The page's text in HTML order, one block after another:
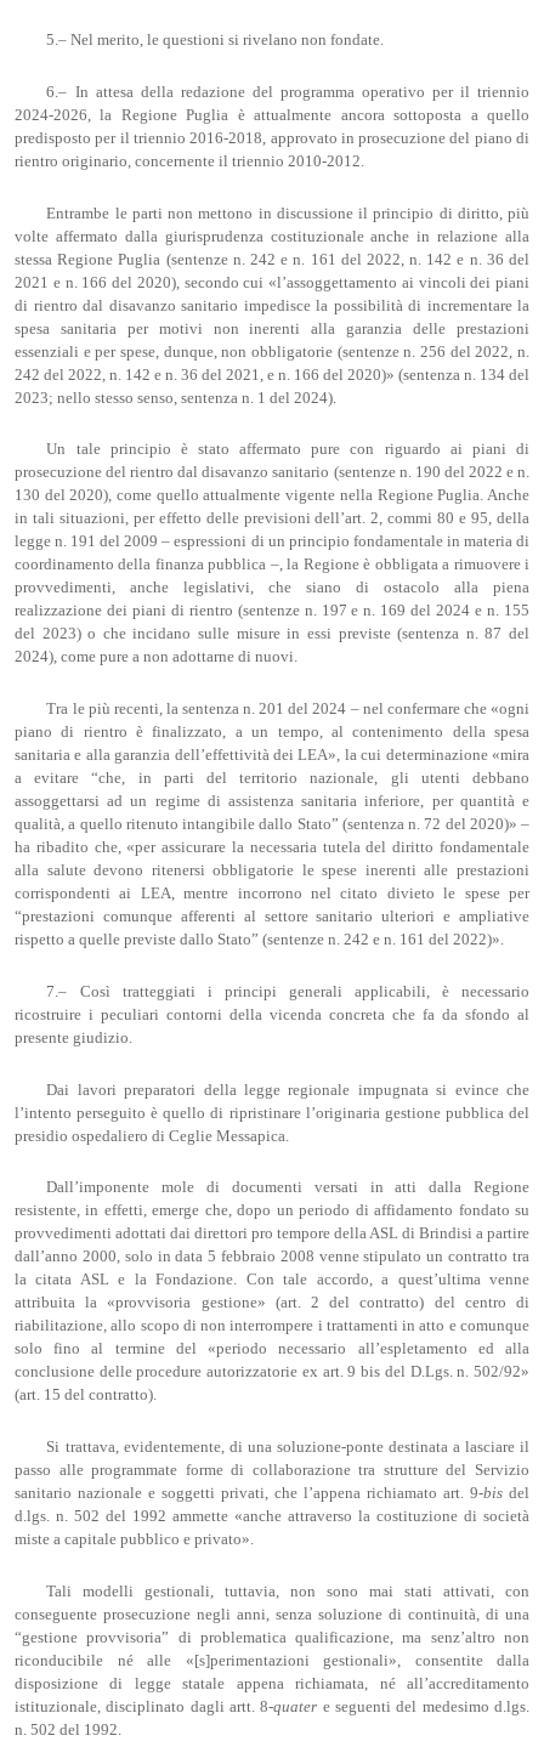
5.– Nel merito, le questioni si rivelano non fondate.
6.– In attesa della redazione del programma operativo per il triennio
2024-2026, la Regione Puglia è attualmente ancora sottoposta a quello
predisposto per il triennio 2016-2018, approvato in prosecuzione del piano di
rientro originario, concernente il triennio 2010-2012.
Entrambe le parti non mettono in discussione il principio di diritto, più
volte affermato dalla giurisprudenza costituzionale anche in relazione alla
stessa Regione Puglia (sentenze n. 242 e n. 161 del 2022, n. 142 e n. 36 del
2021 e n. 166 del 2020), secondo cui «l’assoggettamento ai vincoli dei piani
di rientro dal disavanzo sanitario impedisce la possibilità di incrementare la
spesa sanitaria per motivi non inerenti alla garanzia delle prestazioni
essenziali e per spese, dunque, non obbligatorie (sentenze n. 256 del 2022, n.
242 del 2022, n. 142 e n. 36 del 2021, e n. 166 del 2020)» (sentenza n. 134 del
2023; nello stesso senso, sentenza n. 1 del 2024).
Un tale principio è stato affermato pure con riguardo ai piani di
prosecuzione del rientro dal disavanzo sanitario (sentenze n. 190 del 2022 e n.
130 del 2020), come quello attualmente vigente nella Regione Puglia. Anche
in tali situazioni, per effetto delle previsioni dell’art. 2, commi 80 e 95, della
legge n. 191 del 2009 – espressioni di un principio fondamentale in materia di
coordinamento della finanza pubblica –, la Regione è obbligata a rimuovere i
provvedimenti, anche legislativi, che siano di ostacolo alla piena
realizzazione dei piani di rientro (sentenze n. 197 e n. 169 del 2024 e n. 155
del 2023) o che incidano sulle misure in essi previste (sentenza n. 87 del
2024), come pure a non adottarne di nuovi.
Tra le più recenti, la sentenza n. 201 del 2024 – nel confermare che «ogni
piano di rientro è finalizzato, a un tempo, al contenimento della spesa
sanitaria e alla garanzia dell’effettività dei LEA», la cui determinazione «mira
a evitare “che, in parti del territorio nazionale, gli utenti debbano
assoggettarsi ad un regime di assistenza sanitaria inferiore, per quantità e
qualità, a quello ritenuto intangibile dallo Stato” (sentenza n. 72 del 2020)» –
ha ribadito che, «per assicurare la necessaria tutela del diritto fondamentale
alla salute devono ritenersi obbligatorie le spese inerenti alle prestazioni
corrispondenti ai LEA, mentre incorrono nel citato divieto le spese per
“prestazioni comunque afferenti al settore sanitario ulteriori e ampliative
rispetto a quelle previste dallo Stato” (sentenze n. 242 e n. 161 del 2022)».
7.– Così tratteggiati i principi generali applicabili, è necessario
ricostruire i peculiari contorni della vicenda concreta che fa da sfondo al
presente giudizio.
Dai lavori preparatori della legge regionale impugnata si evince che
l’intento perseguito è quello di ripristinare l’originaria gestione pubblica del
presidio ospedaliero di Ceglie Messapica.
Dall’imponente mole di documenti versati in atti dalla Regione
resistente, in effetti, emerge che, dopo un periodo di affidamento fondato su
provvedimenti adottati dai direttori pro tempore della ASL di Brindisi a partire
dall’anno 2000, solo in data 5 febbraio 2008 venne stipulato un contratto tra
la citata ASL e la Fondazione. Con tale accordo, a quest’ultima venne
attribuita la «provvisoria gestione» (art. 2 del contratto) del centro di
riabilitazione, allo scopo di non interrompere i trattamenti in atto e comunque
solo fino al termine del «periodo necessario all’espletamento ed alla
conclusione delle procedure autorizzatorie ex art. 9 bis del D.Lgs. n. 502/92»
(art. 15 del contratto).
Si trattava, evidentemente, di una soluzione-ponte destinata a lasciare il
passo alle programmate forme di collaborazione tra strutture del Servizio
sanitario nazionale e soggetti privati, che l’appena richiamato art. 9-bis del
d.lgs. n. 502 del 1992 ammette «anche attraverso la costituzione di società
miste a capitale pubblico e privato».
Tali modelli gestionali, tuttavia, non sono mai stati attivati, con
conseguente prosecuzione negli anni, senza soluzione di continuità, di una
“gestione provvisoria” di problematica qualificazione, ma senz’altro non
riconducibile né alle «[s]perimentazioni gestionali», consentite dalla
disposizione di legge statale appena richiamata, né all’accreditamento
istituzionale, disciplinato dagli artt. 8-quater e seguenti del medesimo d.lgs.
n. 502 del 1992.